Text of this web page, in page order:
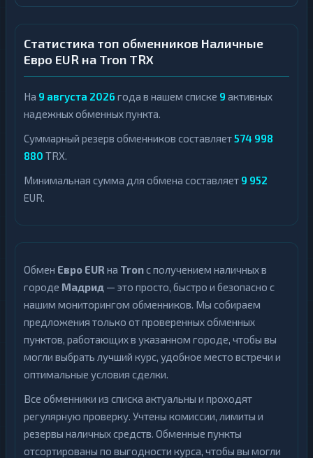
Статистика топ обменников Наличные
Евро EUR на Tron TRX
На 9 августа 2026 года в нашем списке 9 активных
надежных обменных пункта.
Суммарный резерв обменников составляет574 998
880 TRX.
Минимальная сумма для обмена составляет 9 952
EUR.
Обмен Евро EUR на Tronс получением наличных в
городе Мадрид — это просто, быстро и безопасно с
нашим мониторингом обменников. Мы собираем
предложения только от проверенных обменных
пунктов, работающих в указанном городе, чтобы вы
могли выбрать лучший курс, удобное место встречи и
оптимальные условия сделки.
Все обменники из списка актуальны и проходят
регулярную проверку. Учтены комиссии, лимиты и
резервы наличных средств. Обменные пункты
отсортированы по выгодности курса, чтобы вы могли